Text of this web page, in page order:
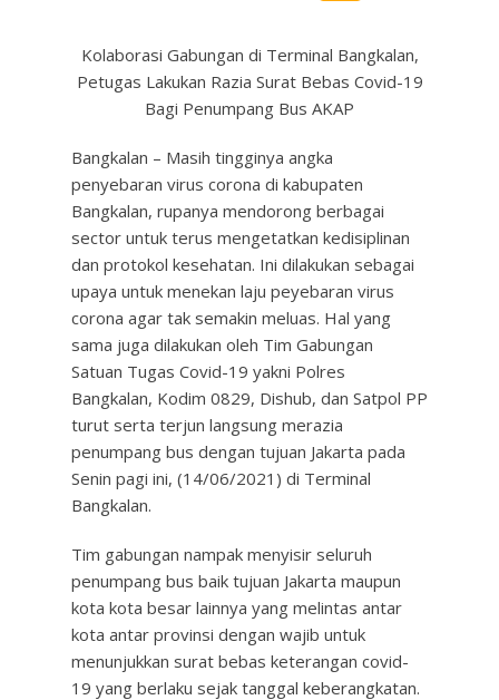
Kolaborasi Gabungan di Terminal Bangkalan,
Petugas Lakukan Razia Surat Bebas Covid-19
Bagi Penumpang Bus AKAP
Bangkalan – Masih tingginya angka
penyebaran virus corona di kabupaten
Bangkalan, rupanya mendorong berbagai
sector untuk terus mengetatkan kedisiplinan
dan protokol kesehatan. Ini dilakukan sebagai
upaya untuk menekan laju peyebaran virus
corona agar tak semakin meluas. Hal yang
sama juga dilakukan oleh Tim Gabungan
Satuan Tugas Covid-19 yakni Polres
Bangkalan, Kodim 0829, Dishub, dan Satpol PP
turut serta terjun langsung merazia
penumpang bus dengan tujuan Jakarta pada
Senin pagi ini, (14/06/2021) di Terminal
Bangkalan.
Tim gabungan nampak menyisir seluruh
penumpang bus baik tujuan Jakarta maupun
kota kota besar lainnya yang melintas antar
kota antar provinsi dengan wajib untuk
menunjukkan surat bebas keterangan covid-
19 yang berlaku sejak tanggal keberangkatan.